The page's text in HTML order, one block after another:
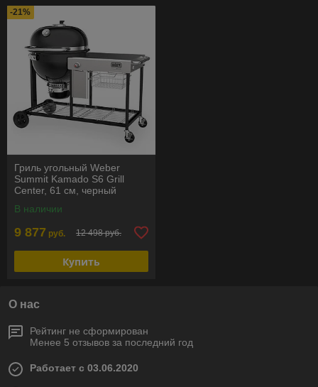
-21%
Гриль угольный Weber
Summit Kamado S6 Grill
Center, 61 см, черный
В наличии
9 877 руб. 12 498 руб.
Купить
О нас
Рейтинг не сформирован
Менее 5 отзывов за последний год
Работает с 03.06.2020